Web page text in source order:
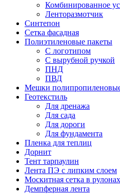
Комбинированное
Ленторазмотчик
Синтепон
Сетка фасадная
Полиэтиленовые пакеты
С логотипом
С вырубной ручкой
ПНД
ПВД
Мешки
Геотекстиль
Для дренажа
Для сада
Для дороги
Для фундамента
Пленка для теплиц
Дорнит
Тент тарпаулин
Лента ПЭ с липким слоем
Москитная сетка в рулонах
Демпферная лента